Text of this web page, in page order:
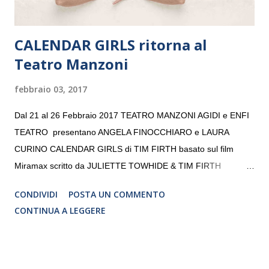
CALENDAR GIRLS ritorna al
Teatro Manzoni
febbraio 03, 2017
Dal 21 al 26 Febbraio 2017 TEATRO MANZONI AGIDI e ENFI
TEATRO presentano ANGELA FINOCCHIARO e LAURA
CURINO CALENDAR GIRLS di TIM FIRTH basato sul film
Miramax scritto da JULIETTE TOWHIDE & TIM FIRTH
CRISTINA PEZZOLI
CONDIVIDI
POSTA UN COMMENTO
CONTINUA A LEGGERE